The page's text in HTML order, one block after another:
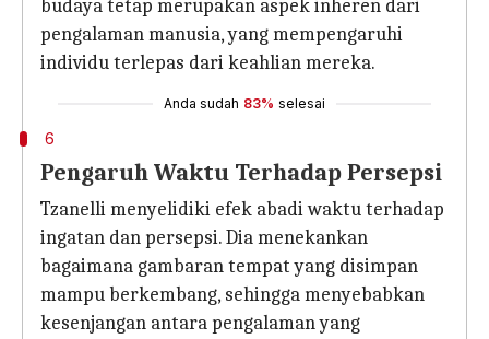
budaya tetap merupakan aspek inheren dari
pengalaman manusia, yang mempengaruhi
individu terlepas dari keahlian mereka.
Anda sudah 83% selesai
6
Pengaruh Waktu Terhadap Persepsi
Tzanelli menyelidiki efek abadi waktu terhadap
ingatan dan persepsi. Dia menekankan
bagaimana gambaran tempat yang disimpan
mampu berkembang, sehingga menyebabkan
kesenjangan antara pengalaman yang